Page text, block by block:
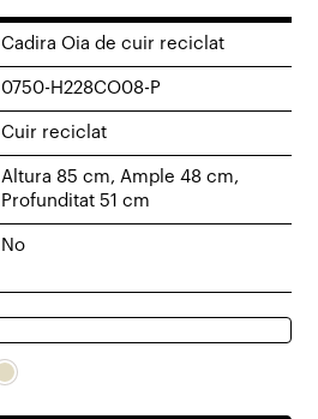
Cadira Oia de cuir reciclat
0750-H228CO08-P
Cuir reciclat
Altura 85 cm, Ample 48 cm,
Profunditat 51 cm
No